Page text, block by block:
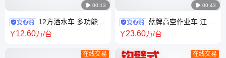
 00:13
12方洒水车 多功能抑
尘车 东风商用D3 买车省心放心
￥12.60万/台
在线交易
 00:43
蓝牌高空作业车 江铃
顺达 13米5登高车 座位可坐5人
￥23.60万/台
在线交易